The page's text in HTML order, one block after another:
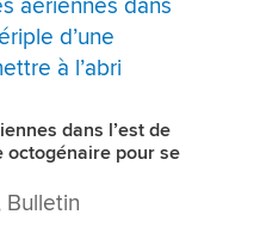
dans l’est de
octogénaire pour se
Bulletin